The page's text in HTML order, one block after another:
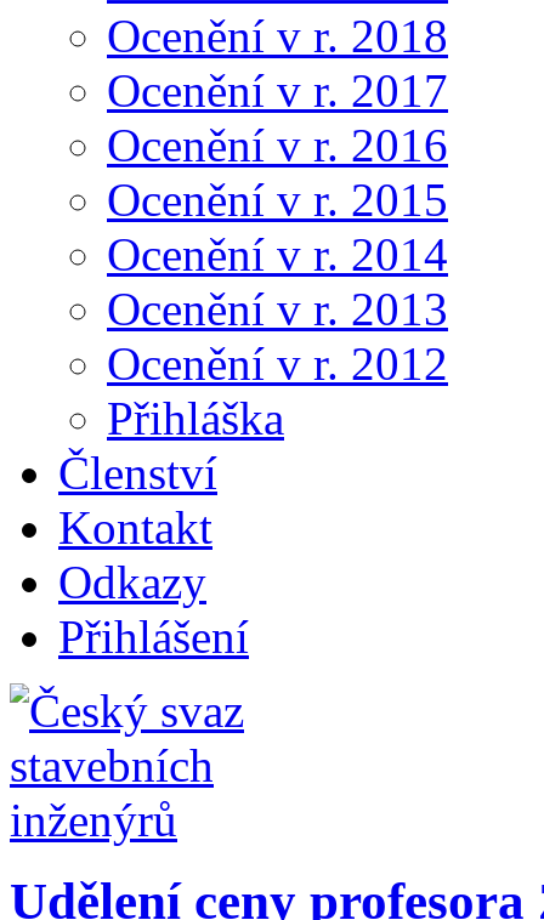
Ocenění v r. 2018
Ocenění v r. 2017
Ocenění v r. 2016
Ocenění v r. 2015
Ocenění v r. 2014
Ocenění v r. 2013
Ocenění v r. 2012
Přihláška
Členství
Kontakt
Odkazy
Přihlášení
Udělení ceny